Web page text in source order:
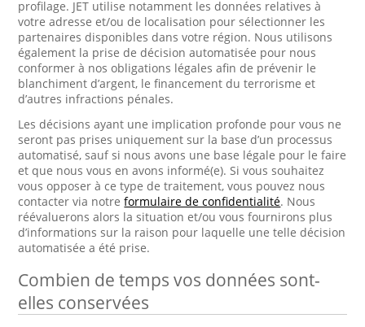
profilage. JET utilise notamment les données relatives à
votre adresse et/ou de localisation pour sélectionner les
partenaires disponibles dans votre région. Nous utilisons
également la prise de décision automatisée pour nous
conformer à nos obligations légales afin de prévenir le
blanchiment d’argent, le financement du terrorisme et
d’autres infractions pénales.
Les décisions ayant une implication profonde pour vous ne
seront pas prises uniquement sur la base d’un processus
automatisé, sauf si nous avons une base légale pour le faire
et que nous vous en avons informé(e). Si vous souhaitez
vous opposer à ce type de traitement, vous pouvez nous
contacter via notreformulaire de confidentialité. Nous
réévaluerons alors la situation et/ou vous fournirons plus
d’informations sur la raison pour laquelle une telle décision
automatisée a été prise.
Combien de temps vos données sont-
elles conservées